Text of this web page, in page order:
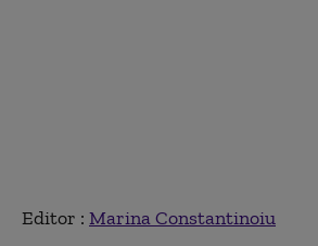
Editor : Marina Constantinoiu